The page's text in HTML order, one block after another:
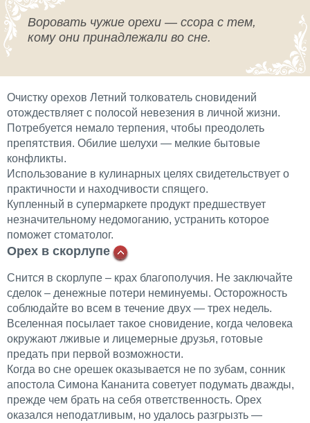
Воровать чужие орехи — ссора с тем,
кому они принадлежали во сне.
Очистку орехов Летний толкователь сновидений
отождествляет с полосой невезения в личной жизни.
Потребуется немало терпения, чтобы преодолеть
препятствия. Обилие шелухи — мелкие бытовые
конфликты.
Использование в кулинарных целях свидетельствует о
практичности и находчивости спящего.
Купленный в супермаркете продукт предшествует
незначительному недомоганию, устранить которое
поможет стоматолог.
Орех в скорлупе
Снится в скорлупе – крах благополучия. Не заключайте
сделок – денежные потери неминуемы. Осторожность
соблюдайте во всем в течение двух — трех недель.
Вселенная посылает такое сновидение, когда человека
окружают лживые и лицемерные друзья, готовые
предать при первой возможности.
Когда во сне орешек оказывается не по зубам, сонник
апостола Симона Кананита советует подумать дважды,
прежде чем брать на себя ответственность. Орех
оказался неподатливым, но удалось разгрызть —